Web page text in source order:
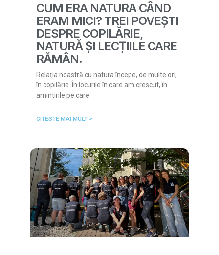
CUM ERA NATURA CÂND
ERAM MICI? TREI POVEȘTI
DESPRE COPILĂRIE,
NATURĂ ȘI LECȚIILE CARE
RĂMÂN.
Relația noastră cu natura începe, de multe ori,
în copilărie. În locurile în care am crescut, în
amintirile pe care
CITESTE MAI MULT >